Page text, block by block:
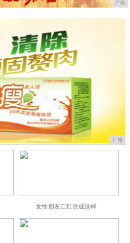
广告
广告
女性朋友口红涂成这样